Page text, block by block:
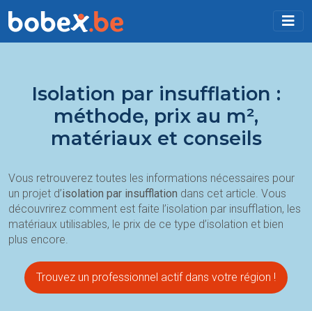
Isolation par insufflation :
méthode, prix au m²,
matériaux et conseils
Vous retrouverez toutes les informations nécessaires pour
un projet d’isolation par insufflation dans cet article. Vous
découvrirez comment est faite l’isolation par insufflation, les
matériaux utilisables, le prix de ce type d’isolation et bien
plus encore.
Trouvez un professionnel actif dans votre région !